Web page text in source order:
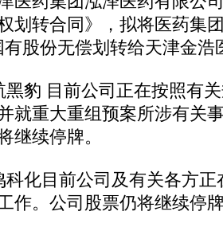
划转合同》，拟将医药集
有股份无偿划转给天津金浩
目前公司正在按照有关
就重大重组预案所涉有关
继续停牌。
目前公司及有关各方正
作。公司股票仍将继续停